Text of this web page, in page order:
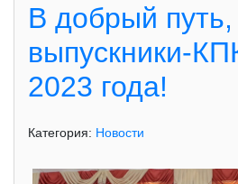
В добрый путь,
выпускники-
2023 года!
Категория: Новости